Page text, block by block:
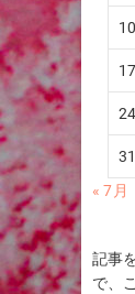
10
17
24
31
« 7月
記事
で、